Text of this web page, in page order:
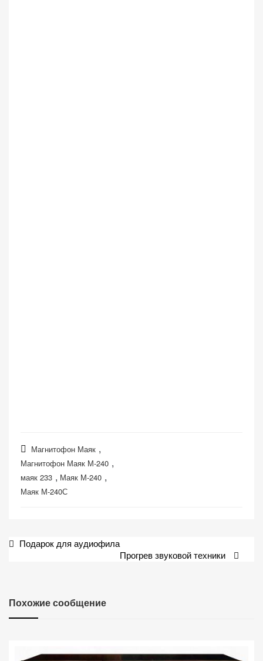
Магнитофон Маяк ,
Магнитофон Маяк М-240 ,
маяк 233 , Маяк М-240 ,
Маяк М-240С
Навигация
Подарок для аудиофила
Прогрев звуковой техники
Похожие сообщение